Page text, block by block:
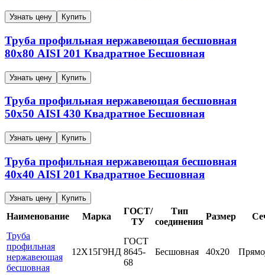
Узнать цену Купить
Труба профильная нержавеющая бесшовная
80х80 AISI 201 Квадратное Бесшовная
Узнать цену Купить
Труба профильная нержавеющая бесшовная
50х50 AISI 430 Квадратное Бесшовная
Узнать цену Купить
Труба профильная нержавеющая бесшовная
40х40 AISI 201 Квадратное Бесшовная
Узнать цену Купить
Наименование Марка
ГОСТ/
ТУ
Тип
соединения
Размер
Труба
профильная
нержавеющая
бесшовная
12Х15Г9НД
ГОСТ
8645-
68
Бесшовная 40х20